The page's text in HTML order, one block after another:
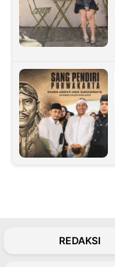
REDAKSI